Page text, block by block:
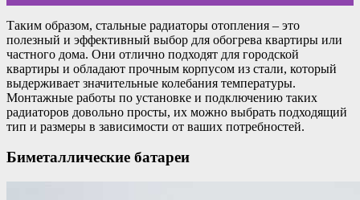
Таким образом, стальные радиаторы отопления – это
полезный и эффективный выбор для обогрева квартиры или
частного дома. Они отлично подходят для городской
квартиры и обладают прочным корпусом из стали, который
выдерживает значительные колебания температуры.
Монтажные работы по установке и подключению таких
радиаторов довольно просты, их можно выбрать подходящий
тип и размеры в зависимости от ваших потребностей.
Биметаллические батареи